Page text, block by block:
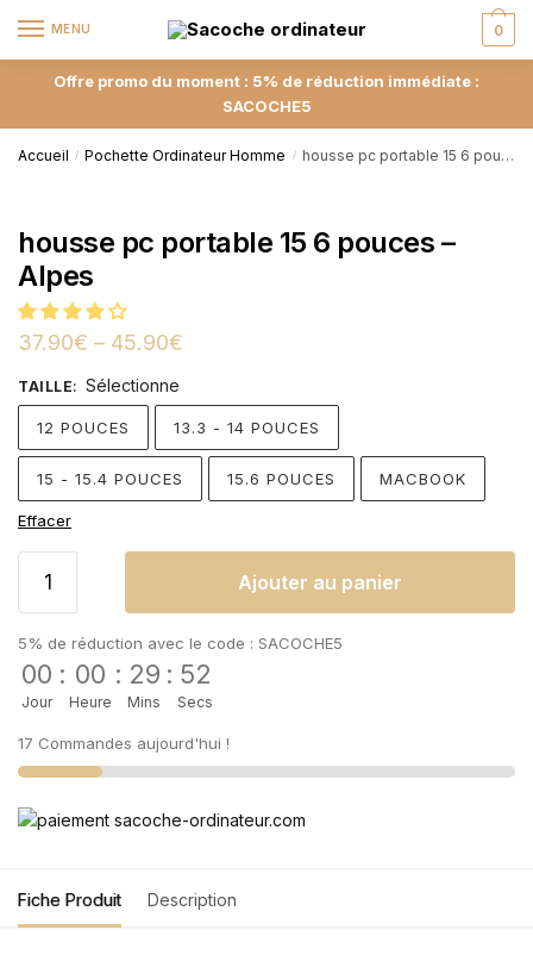
MENU 0
Offre promo du moment : 5% de réduction immédiate :
SACOCHE5
Accueil / Pochette Ordinateur Homme / housse pc portable 15 6 pouces – Alpes
housse pc portable 15 6 pouces –
Alpes
37.90€ – 45.90€
TAILLE: Sélectionne
12 POUCES 13.3 - 14 POUCES
15 - 15.4 POUCES 15.6 POUCES MACBOOK
Effacer
Ajouter au panier
5% de réduction avec le code : SACOCHE5
00
Jour
: 00
Heure
: 29
Mins
: 52
Secs
17 Commandes aujourd'hui !
Fiche Produit Description